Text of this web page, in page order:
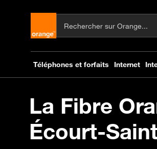
La Fibre
Écourt-